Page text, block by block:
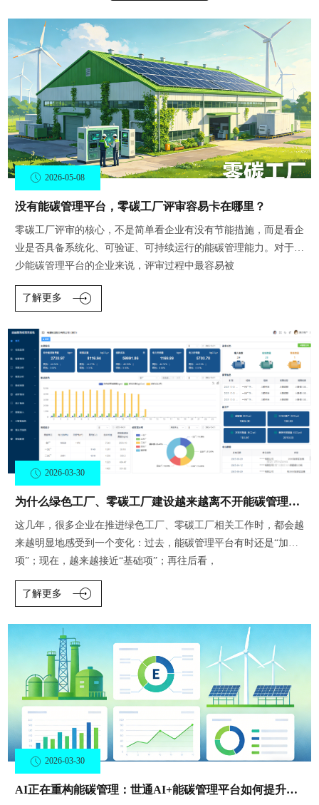
2026-05-08
没有能碳管理平台，零碳工厂评审容易卡在哪里？
零碳工厂评审的核心，不是简单看企业有没有节能措施，而是看企
业是否具备系统化、可验证、可持续运行的能碳管理能力。对于缺
少能碳管理平台的企业来说，评审过程中最容易被
了解更多
2026-03-30
为什么绿色工厂、零碳工厂建设越来越离不开能碳管理平台？
这几年，很多企业在推进绿色工厂、零碳工厂相关工作时，都会越
来越明显地感受到一个变化：过去，能碳管理平台有时还是“加分
项”；现在，越来越接近“基础项”；再往后看，
了解更多
2026-03-30
AI正在重构能碳管理：世通AI+能碳管理平台如何提升分析、问答与报告生成效率？